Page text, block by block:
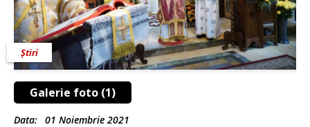
Galerie foto (1)
Știri
Data: 01 Noiembrie 2021